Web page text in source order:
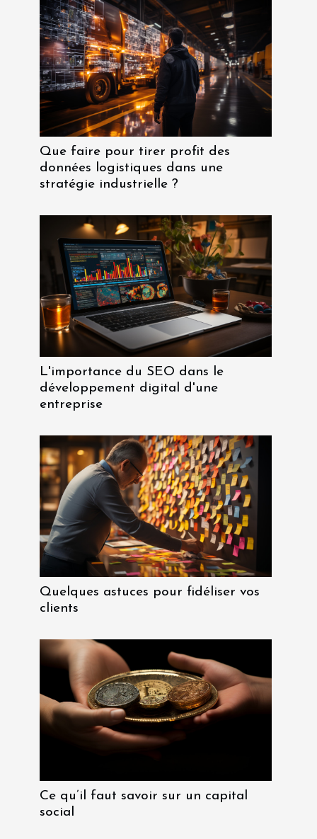
Que faire pour tirer profit des
données logistiques dans une
stratégie industrielle ?
L'importance du SEO dans le
développement digital d'une
entreprise
Quelques astuces pour fidéliser vos
clients
Ce qu’il faut savoir sur un capital
social